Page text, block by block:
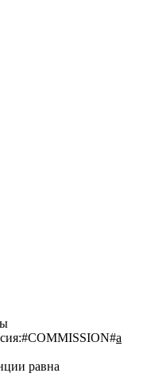
#COMMISSION#a
равна